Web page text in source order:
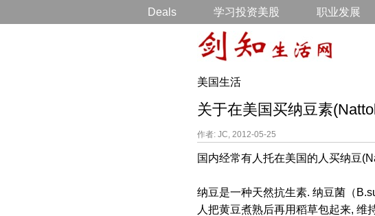
Deals 学习投资美股 职业发展
美国生活
关于在美国买纳豆素
作者: JC, 2012-05-25
国内经常有人托在美国的人买纳豆
纳豆是一种天然抗生素. 纳豆菌（
人把黄豆煮熟后再用稻草包起来, 维